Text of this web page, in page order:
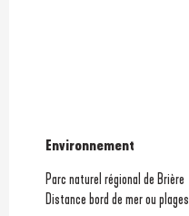
Environnement
Environnement
Parc naturel régional de Brière
Distance bord de mer ou plages